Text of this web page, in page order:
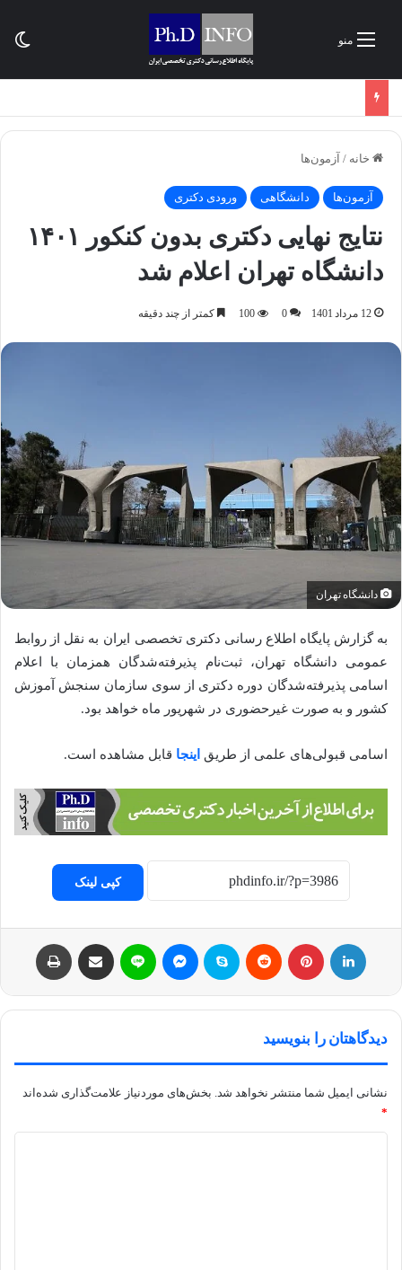
منو
خانه / آزمون‌ها
آزمون‌ها دانشگاهی ورودی دکتری
نتایج نهایی دکتری بدون کنکور ۱۴۰۱
دانشگاه تهران اعلام شد
12 مرداد 1401 0
100 کمتر از چند دقیقه
دانشگاه تهران
به گزارش پایگاه اطلاع رسانی دکتری تخصصی ایران به نقل از روابط
عمومی دانشگاه تهران، ثبت‌نام پذیرفته‌شدگان همزمان با اعلام
اسامی پذیرفته‌شدگان دوره دکتری از سوی سازمان سنجش آموزش
کشور و به صورت غیرحضوری در شهریور ماه خواهد بود.
اسامی قبولی‌های علمی از طریق اینجا قابل مشاهده است.
کپی لینک
دیدگاهتان را بنویسید
نشانی ایمیل شما منتشر نخواهد شد. بخش‌های موردنیاز علامت‌گذاری شده‌اند
*